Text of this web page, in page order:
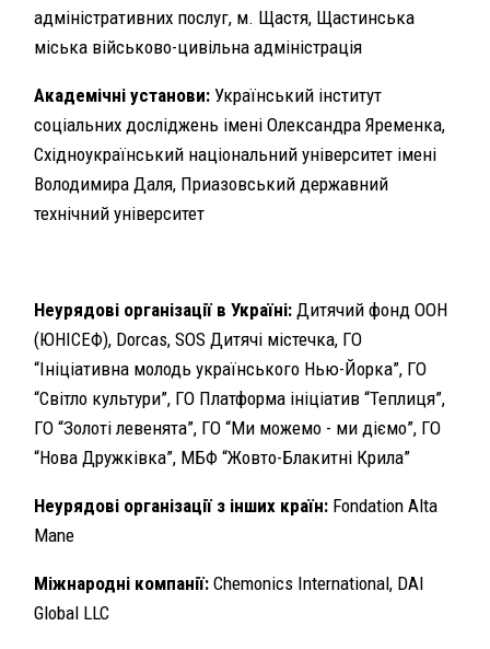
адміністративних послуг, м. Щастя, Щастинська
міська військово-цивільна адміністрація
Академічні установи: Український інститут
соціальних досліджень імені Олександра Яременка,
Східноукраїнський національний університет імені
Володимира Даля, Приазовський державний
технічний університет
Неурядові організації в Україні: Дитячий фонд ООН
(ЮНІСЕФ), Dorcas, SOS Дитячі містечка, ГО
“Ініціативна молодь українського Нью-Йорка”, ГО
“Світло культури”, ГО Платформа ініціатив “Теплиця”,
ГО “Золоті левенята”, ГО “Ми можемо - ми діємо”, ГО
“Нова Дружківка”, МБФ “Жовто-Блакитні Крила”
Неурядові організації з інших країн: Fondation Alta
Mane
Міжнародні компанії: Chemonics International, DAI
Global LLC